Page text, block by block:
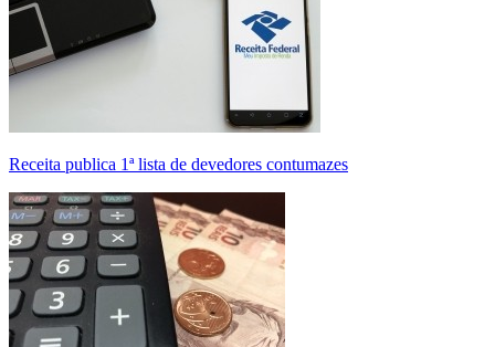
Receita publica 1ª lista de devedores contumazes